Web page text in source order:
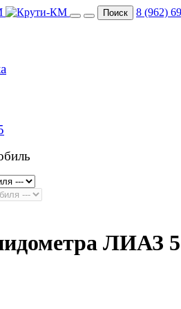
Поиск 8 (962)
ЛИАЗ